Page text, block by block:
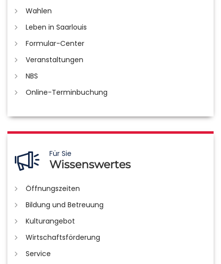
Wahlen
Leben in Saarlouis
Formular-Center
Veranstaltungen
NBS
Online-Terminbuchung
Für Sie
Wissenswertes
Öffnungszeiten
Bildung und Betreuung
Kulturangebot
Wirtschaftsförderung
Service